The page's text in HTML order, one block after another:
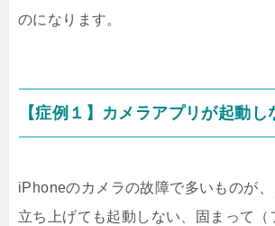
のになります。
【症例１】カメラアプリが起動し
iPhoneのカメラの故障で多いものが
立ち上げても起動しない、固まって（